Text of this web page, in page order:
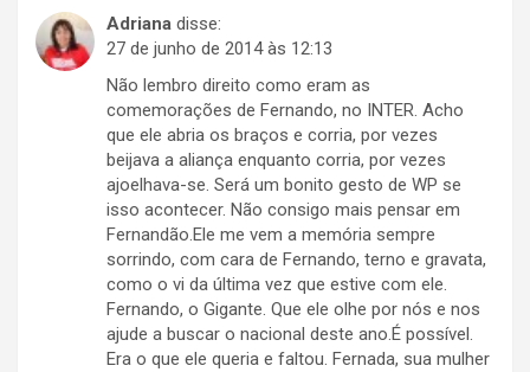
Adriana disse:
27 de junho de 2014 às 12:13
Não lembro direito como eram as
comemorações de Fernando, no INTER. Acho
que ele abria os braços e corria, por vezes
beijava a aliança enquanto corria, por vezes
ajoelhava-se. Será um bonito gesto de WP se
isso acontecer. Não consigo mais pensar em
Fernandão.Ele me vem a memória sempre
sorrindo, com cara de Fernando, terno e gravata,
como o vi da última vez que estive com ele.
Fernando, o Gigante. Que ele olhe por nós e nos
ajude a buscar o nacional deste ano.É possível.
Era o que ele queria e faltou. Fernada, sua mulher